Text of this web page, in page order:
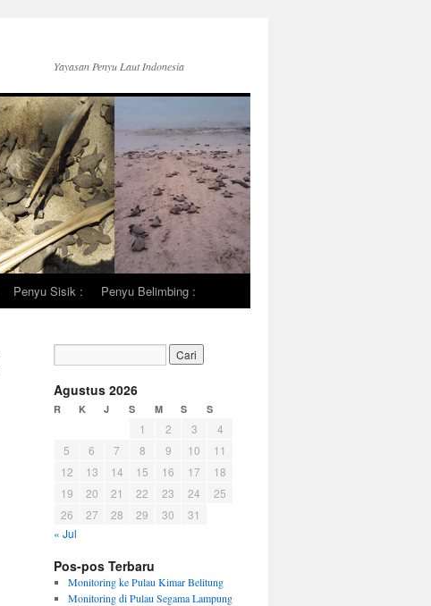
Yayasan Penyu Laut Indonesia
Penyu Sisik : Penyu Belimbing :
Agustus 2026
R K J S M S S
1 2 3
4
5
6 7 8 9 10
11
12
13 14 15 16 17
18
19
20 21 22 23 24
25
26
27 28 29 30
31
« Jul
Pos-pos Terbaru
Monitoring ke Pulau Kimar Belitung
Monitoring di Pulau Segama Lampung